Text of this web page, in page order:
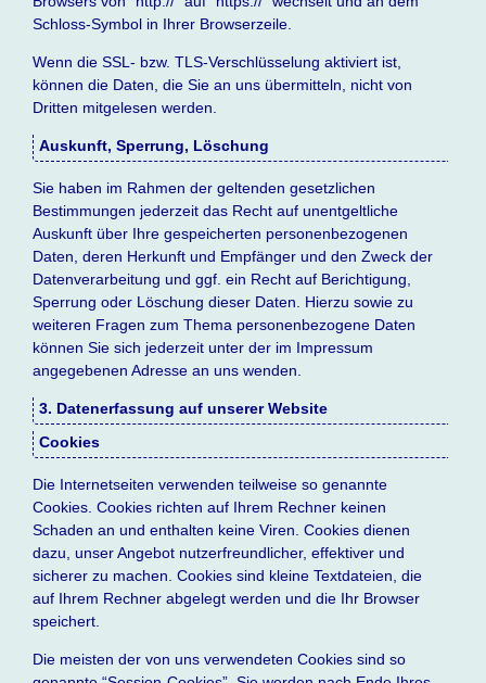
Schloss-Symbol in Ihrer Browserzeile.
Wenn die SSL- bzw. TLS-Verschlüsselung aktiviert ist,
können die Daten, die Sie an uns übermitteln, nicht von
Dritten mitgelesen werden.
Auskunft, Sperrung, Löschung
Sie haben im Rahmen der geltenden gesetzlichen
Bestimmungen jederzeit das Recht auf unentgeltliche
Auskunft über Ihre gespeicherten personenbezogenen
Daten, deren Herkunft und Empfänger und den Zweck der
Datenverarbeitung und ggf. ein Recht auf Berichtigung,
Sperrung oder Löschung dieser Daten. Hierzu sowie zu
weiteren Fragen zum Thema personenbezogene Daten
können Sie sich jederzeit unter der im Impressum
angegebenen Adresse an uns wenden.
3. Datenerfassung auf unserer Website
Cookies
Die Internetseiten verwenden teilweise so genannte
Cookies. Cookies richten auf Ihrem Rechner keinen
Schaden an und enthalten keine Viren. Cookies dienen
dazu, unser Angebot nutzerfreundlicher, effektiver und
sicherer zu machen. Cookies sind kleine Textdateien, die
auf Ihrem Rechner abgelegt werden und die Ihr Browser
speichert.
Die meisten der von uns verwendeten Cookies sind so